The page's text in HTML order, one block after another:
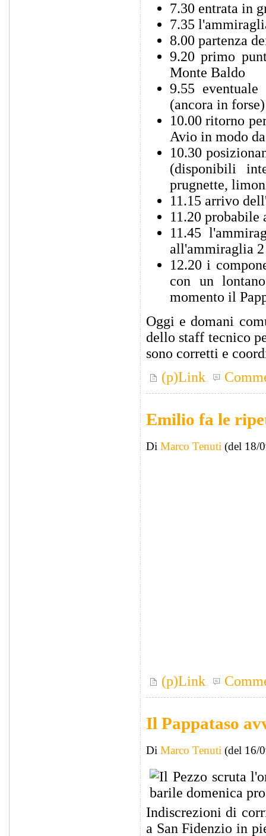
7.30 entrata in
7.35
8.00 partenza
9.20 primo
Monte Baldo
9.55
(ancora in forse)
10.00 ritorno
Avio in modo
10.30
(disponibili
prugnette,
11.15 arrivo
11.20 probabile
11.45
all'ammiraglia 2
12.20 i
con un
momento il
Oggi e domani
dello staff tecnico
sono corretti e
(p)Link
Emilio fa le
Di Marco Tenuti (del 18/
(p)Link
Il Pappataso
Di Marco Tenuti (del 16/
Indiscrezioni di
a San Fidenzio in